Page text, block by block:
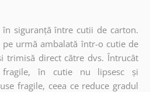
în siguranță între cutii de carton.
urmă ambalată într-o cutie de
trimisă direct către dvs. Întrucât
fragile, în cutie nu lipsesc și
fragile, ceea ce reduce gradul